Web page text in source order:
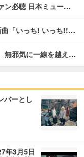
ン必聴 日本ミュー…
「いっち! いっち!!…
無邪気に一線を越え…
バーとし
年3月5日